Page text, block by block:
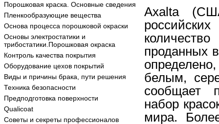
Порошковая краска. Основные сведения
Пленкообразующие вещества
Основа процесса порошковой окраски
Основы электростатики и
трибостатики.Порошковая окраска
Контроль качества покрытия
Оборудование цехов покрытий
Виды и причины брака, пути решения
Техника безопасности
Предподготовка поверхности
Qualicoat
Советы и секреты профессионалов
Axalta
проданных
белым,
сообщает
набор
мира.